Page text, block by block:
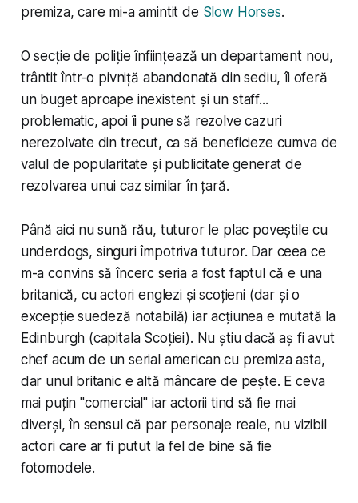
premiza, care mi-a amintit de Slow Horses.
O secție de poliție înființează un departament nou,
trântit într-o pivniță abandonată din sediu, îi oferă
un buget aproape inexistent și un staff...
problematic, apoi îi pune să rezolve cazuri
nerezolvate din trecut, ca să beneficieze cumva de
valul de popularitate și publicitate generat de
rezolvarea unui caz similar în țară.
Până aici nu sună rău, tuturor le plac poveștile cu
underdogs, singuri împotriva tuturor. Dar ceea ce
m-a convins să încerc seria a fost faptul că e una
britanică, cu actori englezi și scoțieni (dar și o
excepție suedeză notabilă) iar acțiunea e mutată la
Edinburgh (capitala Scoției). Nu știu dacă aș fi avut
chef acum de un serial american cu premiza asta,
dar unul britanic e altă mâncare de pește. E ceva
mai puțin "comercial" iar actorii tind să fie mai
diverși, în sensul că par personaje reale, nu vizibil
actori care ar fi putut la fel de bine să fie
fotomodele.